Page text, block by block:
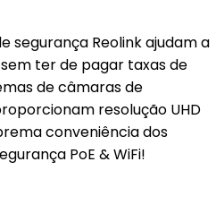
segurança Reolink ajudam a
ter de pagar taxas de
de câmaras de
resolução UHD
conveniência dos
PoE & WiFi!